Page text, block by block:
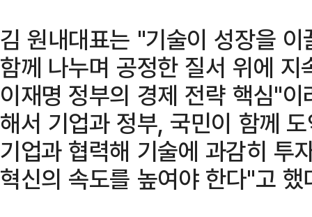
김 원내대표는 "기술이 성장을
함께 나누며 공정한 질서 위에
이재명 정부의 경제 전략 핵심"
해서 기업과 정부, 국민이 함께
기업과 협력해 기술에 과감히 투
혁신의 속도를 높여야 한다"고 했